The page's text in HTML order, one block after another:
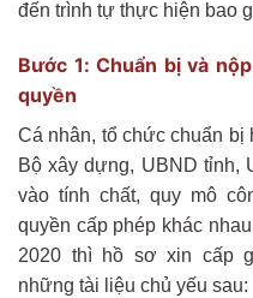
đến trình tự thực hiện bao
Bước 1: Chuẩn bị và
quyền
Cá nhân, tổ chức chuẩn
Bộ xây dựng, UBND tỉnh,
vào tính chất, quy mô
quyền cấp phép khác
2020 thì hồ sơ xin cấp
những tài liệu chủ yếu sau: